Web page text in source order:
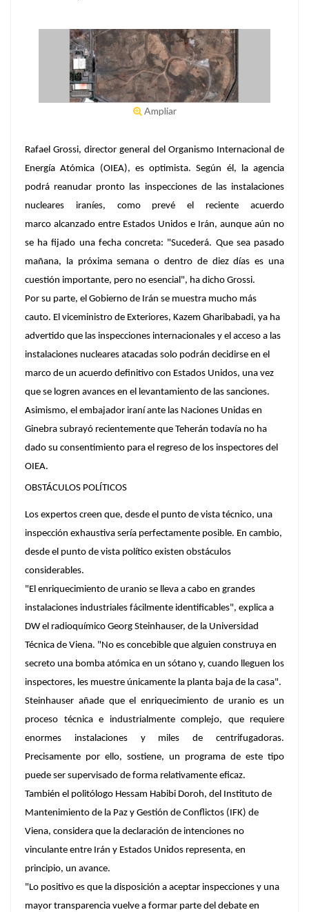
Ampliar
Rafael Grossi, director general del Organismo Internacional de
Energía Atómica (OIEA), es optimista. Según él, la agencia
podrá reanudar pronto las inspecciones de las instalaciones
nucleares iraníes, como prevé el reciente acuerdo
marco alcanzado entre Estados Unidos e Irán, aunque aún no
se ha fijado una fecha concreta: "Sucederá. Que sea pasado
mañana, la próxima semana o dentro de diez días es una
cuestión importante, pero no esencial", ha dicho Grossi.
Por su parte, el Gobierno de Irán se muestra mucho más
cauto. El viceministro de Exteriores, Kazem Gharibabadi, ya ha
advertido que las inspecciones internacionales y el acceso a las
instalaciones nucleares atacadas solo podrán decidirse en el
marco de un acuerdo definitivo con Estados Unidos, una vez
que se logren avances en el levantamiento de las sanciones.
Asimismo, el embajador iraní ante las Naciones Unidas en
Ginebra subrayó recientemente que Teherán todavía no ha
dado su consentimiento para el regreso de los inspectores del
OIEA.
OBSTÁCULOS POLÍTICOS
Los expertos creen que, desde el punto de vista técnico, una
inspección exhaustiva sería perfectamente posible. En cambio,
desde el punto de vista político existen obstáculos
considerables.
"El enriquecimiento de uranio se lleva a cabo en grandes
instalaciones industriales fácilmente identificables", explica a
DW el radioquímico Georg Steinhauser, de la Universidad
Técnica de Viena. "No es concebible que alguien construya en
secreto una bomba atómica en un sótano y, cuando lleguen los
inspectores, les muestre únicamente la planta baja de la casa".
Steinhauser añade que el enriquecimiento de uranio es un
proceso técnica e industrialmente complejo, que requiere
enormes instalaciones y miles de centrifugadoras.
Precisamente por ello, sostiene, un programa de este tipo
puede ser supervisado de forma relativamente eficaz.
También el politólogo Hessam Habibi Doroh, del Instituto de
Mantenimiento de la Paz y Gestión de Conflictos (IFK) de
Viena, considera que la declaración de intenciones no
vinculante entre Irán y Estados Unidos representa, en
principio, un avance.
"Lo positivo es que la disposición a aceptar inspecciones y una
mayor transparencia vuelve a formar parte del debate en